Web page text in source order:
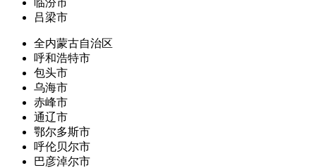
临汾市
吕梁市
全内蒙古自治区
呼和浩特市
包头市
乌海市
赤峰市
通辽市
鄂尔多斯市
呼伦贝尔市
巴彦淖尔市